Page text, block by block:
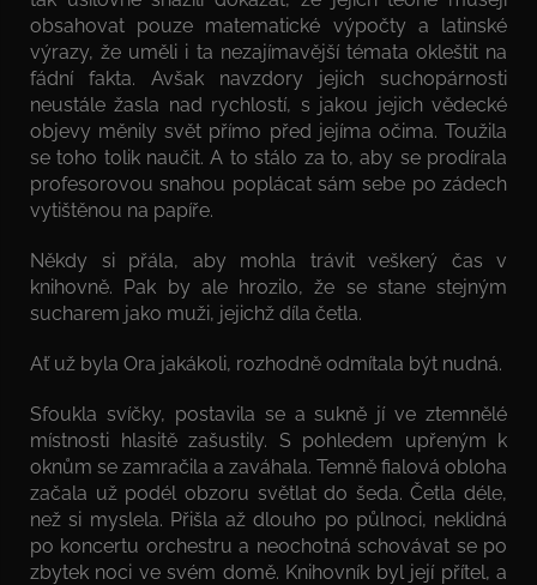
obsahovat pouze matematické výpočty a latinské
výrazy, že uměli i ta nezajímavější témata okleštit na
fádní fakta. Avšak navzdory jejich suchopárnosti
neustále žasla nad rychlostí, s jakou jejich vědecké
objevy měnily svět přímo před jejíma očima. Toužila
se toho tolik naučit. A to stálo za to, aby se prodírala
profesorovou snahou poplácat sám sebe po zádech
vytištěnou na papíře.
Někdy si přála, aby mohla trávit veškerý čas v
knihovně. Pak by ale hrozilo, že se stane stejným
sucharem jako muži, jejichž díla četla.
Ať už byla Ora jakákoli, rozhodně odmítala být nudná.
Sfoukla svíčky, postavila se a sukně jí ve ztemnělé
místnosti hlasitě zašustily. S pohledem upřeným k
oknům se zamračila a zaváhala. Temně fialová obloha
začala už podél obzoru světlat do šeda. Četla déle,
než si myslela. Přišla až dlouho po půlnoci, neklidná
po koncertu orchestru a neochotná schovávat se po
zbytek noci ve svém domě. Knihovník byl její přítel, a